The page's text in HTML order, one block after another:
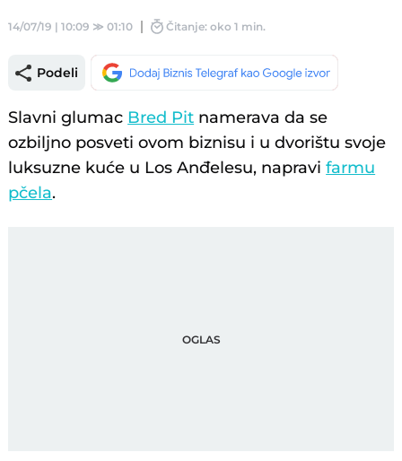
14/07/19 | 10:09 ≫01:10 Čitanje: oko 1 min.
Podeli
Slavni glumac Bred Pit namerava da se
ozbiljno posveti ovom biznisu i u dvorištu svoje
luksuzne kuće u Los Anđelesu, napravifarmu
pčela.